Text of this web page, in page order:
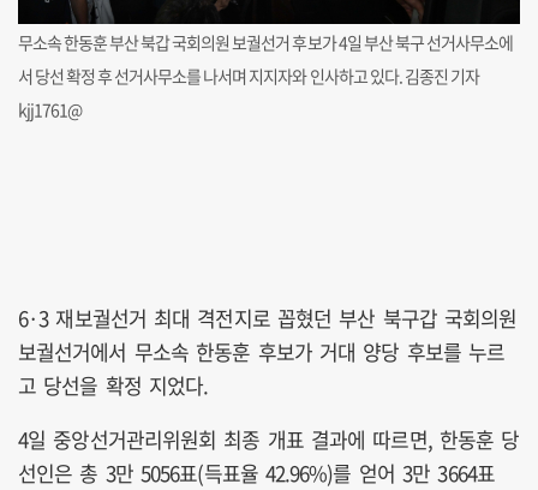
무소속 한동훈 부산 북갑 국회의원 보궐선거 후보가 4일 부산 북구 선거사무소에
서 당선 확정 후 선거사무소를 나서며 지지자와 인사하고 있다. 김종진 기자
kjj1761@
6·3 재보궐선거 최대 격전지로 꼽혔던 부산 북구갑 국회의원
보궐선거에서 무소속 한동훈 후보가 거대 양당 후보를 누르
고 당선을 확정 지었다.
4일 중앙선거관리위원회 최종 개표 결과에 따르면, 한동훈 당
선인은 총 3만 5056표(득표율 42.96%)를 얻어 3만 3664표